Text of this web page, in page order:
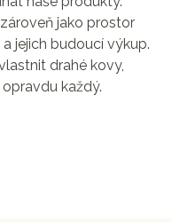
jako prostor
jejich budoucí výkup.
drahé kovy,
každý.